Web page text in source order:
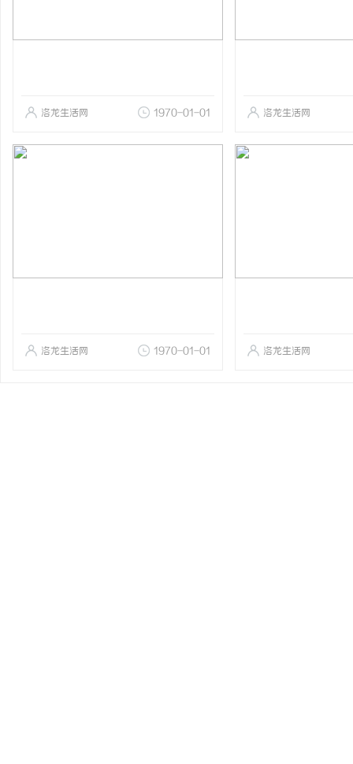
洛龙生活网 1970-01-01 洛龙生活网
洛龙生活网 1970-01-01 洛龙生活网